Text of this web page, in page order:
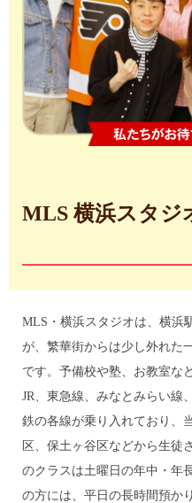
MLS 横浜スタジ
MLS・横浜スタジオは、横浜
が、繁華街からは少し外れた
です。予備校や塾、お教室な
JR、東急線、みなとみらい線
鉄の各線が乗り入れており、
区、保土ヶ谷区などから生徒
のクラスは土曜日の年中・年
の方には、平日の長時間預か